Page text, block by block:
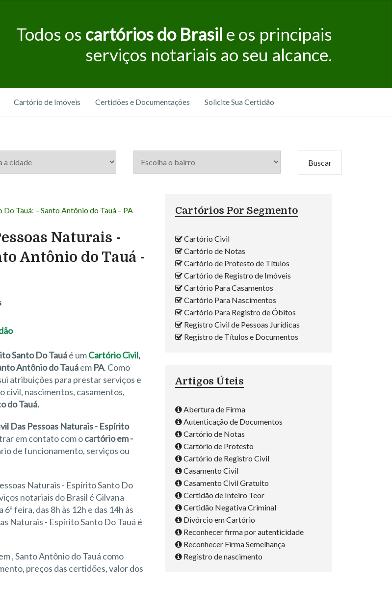
Todos os cartórios do Brasil e os principais
serviços notariais ao seu alcance.
Cartório de Imóveis Certidões e Documentações Solicite Sua Certidão
Tauá: – Santo Antônio do Tauá – PA
Naturais -
Antônio do Tauá -
Santo Do Tauáé umCartório Civil,
Antônio do Tauáem PA. Como
atribuições para prestar serviços e
civil, nascimentos, casamentos,
do Tauá.
Das Pessoas Naturais - Espírito
em contato com ocartório em -
de funcionamento, serviços ou
Naturais - Espírito Santo Do
notariais do Brasil é Gilvana
feira, das 8h às 12h e das 14h às
Naturais - Espírito Santo Do Tauá é
, Santo Antônio do Tauá como
preços das certidões, valor dos
Cartórios Por Segmento
Cartório Civil
Cartório de Notas
Cartório de Protesto de Títulos
Cartório de Registro de Imóveis
Cartório Para Casamentos
Cartório Para Nascimentos
Cartório Para Registro de Óbitos
Registro Civil de Pessoas Jurídicas
Registro de Títulos e Documentos
Artigos Úteis
Abertura de Firma
Autenticação de Documentos
Cartório de Notas
Cartório de Protesto
Cartório de Registro Civil
Casamento Civil
Casamento Civil Gratuito
Certidão de Inteiro Teor
Certidão Negativa Criminal
Divórcio em Cartório
Reconhecer firma por autenticidade
Reconhecer Firma Semelhança
Registro de nascimento